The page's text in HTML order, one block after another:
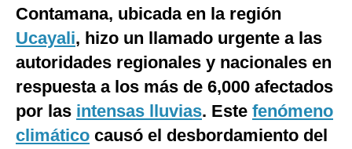
EEUU
México
Internacional
Tecnología
Contamana, ubicada en la región
Ucayali, hizo un llamado urgente a las
autoridades regionales y nacionales en
respuesta a los más de 6,000 afectados
por las intensas lluvias. Este fenómeno
climático causó el desbordamiento del